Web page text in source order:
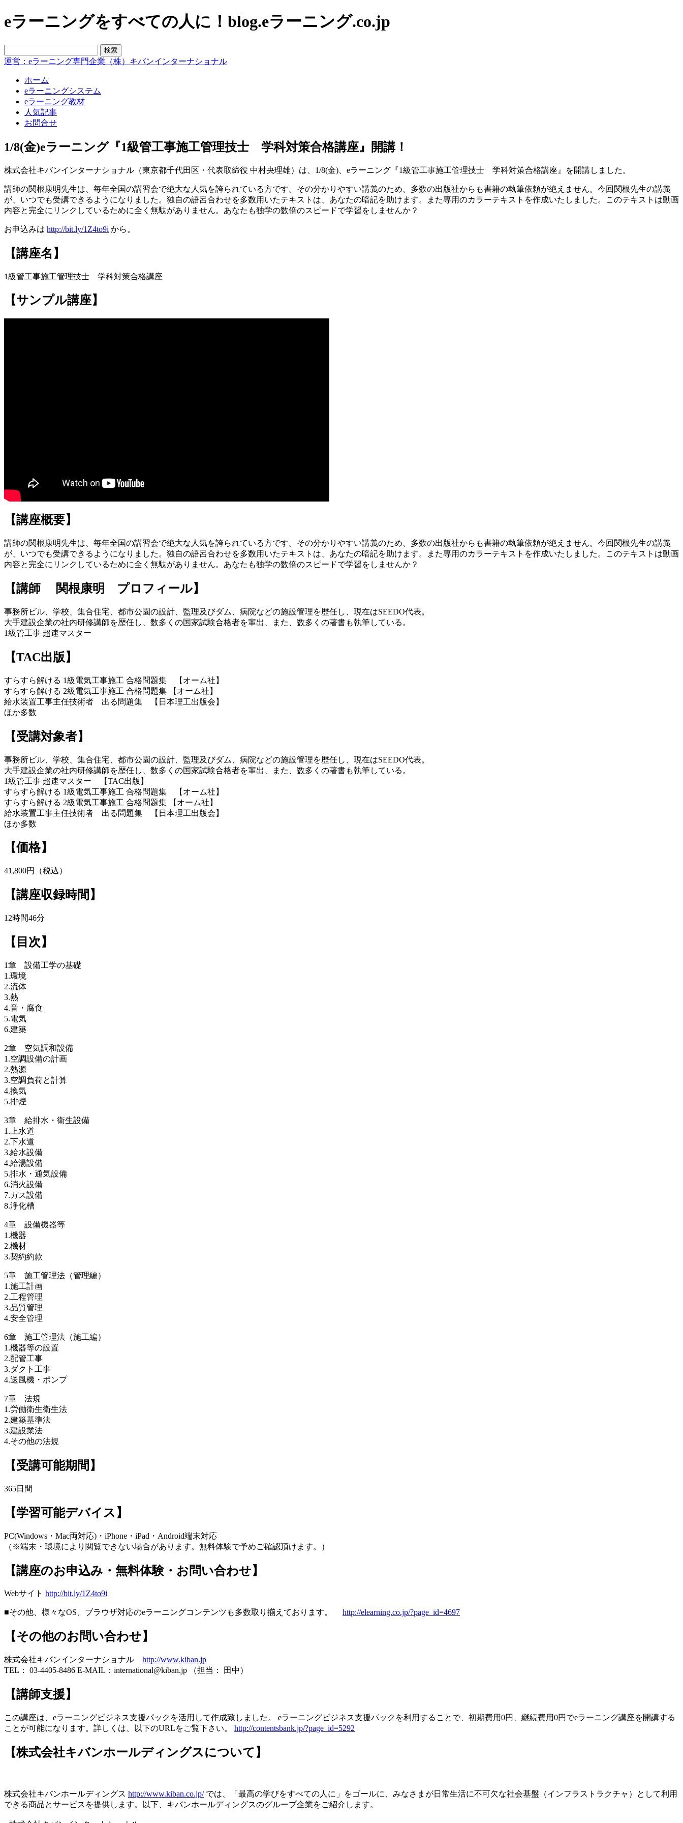
eラーニングをすべての人に！blog.eラーニング.co.jp
運営：eラーニング専門企業（株）キバンインターナショナル
ホーム
eラーニングシステム
eラーニング教材
人気記事
お問合せ
1/8(金)eラーニング『1級管工事施工管理技士 学科対策合格講座』開講！
株式会社キバンインターナショナル（東京都千代田区・代表取締役 中村央理雄）は、1/8(金)、eラーニング『1級管工事施工管理技士 学科対策合格講座』を開講しました。
講師の関根康明先生は、毎年全国の講習会で絶大な人気を誇られている方です。その分かりやすい講義のため、多数の出版社からも書籍の執筆依頼が絶えません。今回関根先生の講義
が、いつでも受講できるようになりました。独自の語呂合わせを多数用いたテキストは、あなたの暗記を助けます。また専用のカラーテキストを作成いたしました。このテキストは動画
内容と完全にリンクしているために全く無駄がありません。あなたも独学の数倍のスピードで学習をしませんか？
お申込みは http://bit.ly/1Z4to9i から。
【講座名】
1級管工事施工管理技士 学科対策合格講座
【サンプル講座】
【講座概要】
講師の関根康明先生は、毎年全国の講習会で絶大な人気を誇られている方です。その分かりやすい講義のため、多数の出版社からも書籍の執筆依頼が絶えません。今回関根先生の講義
が、いつでも受講できるようになりました。独自の語呂合わせを多数用いたテキストは、あなたの暗記を助けます。また専用のカラーテキストを作成いたしました。このテキストは動画
内容と完全にリンクしているために全く無駄がありません。あなたも独学の数倍のスピードで学習をしませんか？
【講師 関根康明 プロフィール】
事務所ビル、学校、集合住宅、都市公園の設計、監理及びダム、病院などの施設管理を歴任し、現在はSEEDO代表。
大手建設企業の社内研修講師を歴任し、数多くの国家試験合格者を輩出、また、数多くの著書も執筆している。
1級管工事 超速マスター
【TAC出版】
すらすら解ける 1級電気工事施工 合格問題集 【オーム社】
すらすら解ける 2級電気工事施工 合格問題集 【オーム社】
給水装置工事主任技術者 出る問題集 【日本理工出版会】
ほか多数
【受講対象者】
事務所ビル、学校、集合住宅、都市公園の設計、監理及びダム、病院などの施設管理を歴任し、現在はSEEDO代表。
大手建設企業の社内研修講師を歴任し、数多くの国家試験合格者を輩出、また、数多くの著書も執筆している。
1級管工事 超速マスター 【TAC出版】
すらすら解ける 1級電気工事施工 合格問題集 【オーム社】
すらすら解ける 2級電気工事施工 合格問題集 【オーム社】
給水装置工事主任技術者 出る問題集 【日本理工出版会】
ほか多数
【価格】
41,800円（税込）
【講座収録時間】
12時間46分
【目次】
1章 設備工学の基礎
1.環境
2.流体
3.熱
4.音・腐食
5.電気
6.建築
2章 空気調和設備
1.空調設備の計画
2.熱源
3.空調負荷と計算
4.換気
5.排煙
3章 給排水・衛生設備
1.上水道
2.下水道
3.給水設備
4.給湯設備
5.排水・通気設備
6.消火設備
7.ガス設備
8.浄化槽
4章 設備機器等
1.機器
2.機材
3.契約約款
5章 施工管理法（管理編）
1.施工計画
2.工程管理
3.品質管理
4.安全管理
6章 施工管理法（施工編）
1.機器等の設置
2.配管工事
3.ダクト工事
4.送風機・ポンプ
7章 法規
1.労働衛生衛生法
2.建築基準法
3.建設業法
4.その他の法規
【受講可能期間】
365日間
【学習可能デバイス】
PC(Windows・Mac両対応)・iPhone・iPad・Android端末対応
（※端末・環境により閲覧できない場合があります。無料体験で予めご確認頂けます。）
【講座のお申込み・無料体験・お問い合わせ】
Webサイト http://bit.ly/1Z4to9i
■その他、様々なOS、ブラウザ対応のeラーニングコンテンツも多数取り揃えております。 http://elearning.co.jp/?page_id=4697
【その他のお問い合わせ】
株式会社キバンインターナショナル http://www.kiban.jp
TEL： 03-4405-8486 E-MAIL：international@kiban.jp （担当： 田中）
【講師支援】
この講座は、eラーニングビジネス支援パックを活用して作成致しました。 eラーニングビジネス支援パックを利用することで、初期費用0円、継続費用0円でeラーニング講座を開講する
ことが可能になります。詳しくは、以下のURLをご覧下さい。 http://contentsbank.jp/?page_id=5292
【株式会社キバンホールディングスについて】
株式会社キバンホールディングス http://www.kiban.co.jp/では、「最高の学びをすべての人に」をゴールに、みなさまが日常生活に不可欠な社会基盤（インフラストラクチャ）として利用
できる商品とサービスを提供します。以下、キバンホールディングスのグループ企業をご紹介します。